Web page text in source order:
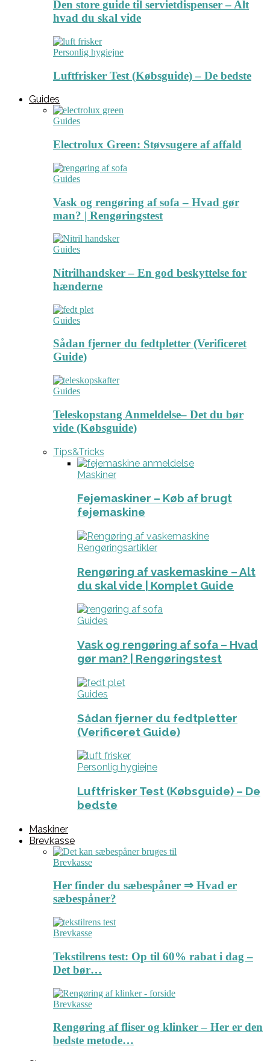
Den store guide til servietdispenser – Alt
hvad du skal vide
Personlig hygiejne
Luftfrisker Test (Købsguide) – De bedste
Guides
Guides
Electrolux Green: Støvsugere af affald
Guides
Vask og rengøring af sofa – Hvad gør
man? | Rengøringstest
Guides
Nitrilhandsker – En god beskyttelse for
hænderne
Guides
Sådan fjerner du fedtpletter (Verificeret
Guide)
Guides
Teleskopstang Anmeldelse– Det du bør
vide (Købsguide)
Tips&Tricks
Maskiner
Fejemaskiner – Køb af brugt
fejemaskine
Rengøringsartikler
Rengøring af vaskemaskine – Alt
du skal vide | Komplet Guide
Guides
Vask og rengøring af sofa – Hvad
gør man? | Rengøringstest
Guides
Sådan fjerner du fedtpletter
(Verificeret Guide)
Personlig hygiejne
Luftfrisker Test (Købsguide) – De
bedste
Maskiner
Brevkasse
Brevkasse
Her finder du sæbespåner ⇒ Hvad er
sæbespåner?
Brevkasse
Tekstilrens test: Op til 60% rabat i dag –
Det bør…
Brevkasse
Rengøring af fliser og klinker – Her er den
bedste metode…